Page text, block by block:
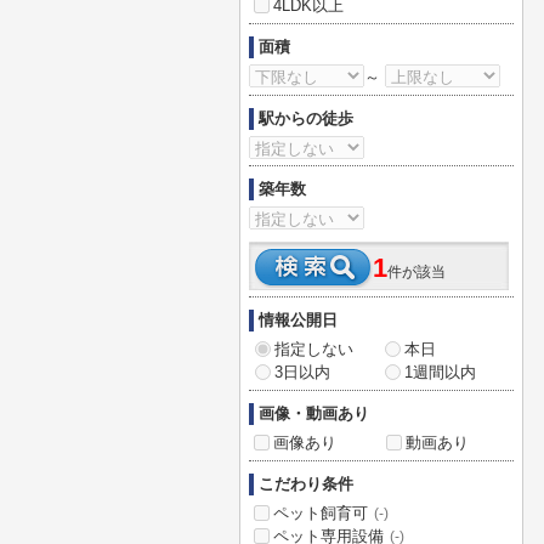
4LDK以上
面積
～
駅からの徒歩
築年数
1件が該当
情報公開日
指定しない
本日
3日以内
1週間以内
画像・動画あり
画像あり
動画あり
こだわり条件
ペット飼育可 (-)
ペット専用設備 (-)